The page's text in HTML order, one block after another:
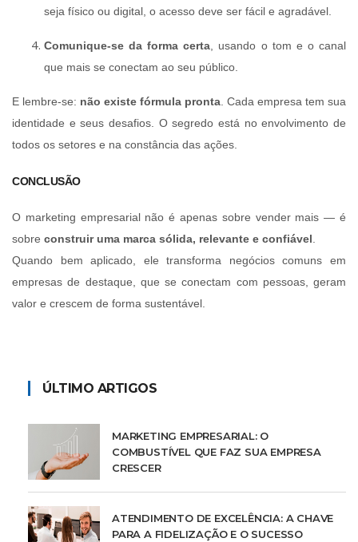
seja físico ou digital, o acesso deve ser fácil e agradável.
Comunique-se da forma certa , usando o tom e o canal
que mais se conectam ao seu público.
E lembre-se: não existe fórmula pronta . Cada empresa tem sua
identidade e seus desafios. O segredo está no envolvimento de
todos os setores e na constância das ações.
CONCLUSÃO
O marketing empresarial não é apenas sobre vender mais — é
sobre construir uma marca sólida, relevante e confiável
Quando bem aplicado, ele transforma negócios comuns em
empresas de destaque, que se conectam com pessoas, geram
valor e crescem de forma sustentável.
ÚLTIMO ARTIGOS
MARKETING EMPRESARIAL: O
COMBUSTÍVEL QUE FAZ SUA EMPRESA
CRESCER
ATENDIMENTO DE EXCELÊNCIA: A CHAVE
PARA A FIDELIZAÇÃO E O SUCESSO